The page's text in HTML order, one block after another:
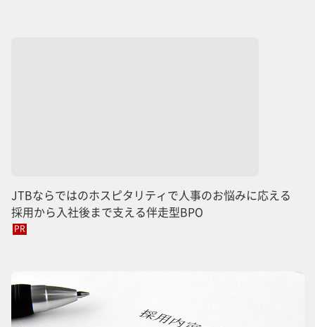
JTBならではのホスピタリティで人事のお悩みに応える
採用から入社後まで支える伴走型BPO
PR